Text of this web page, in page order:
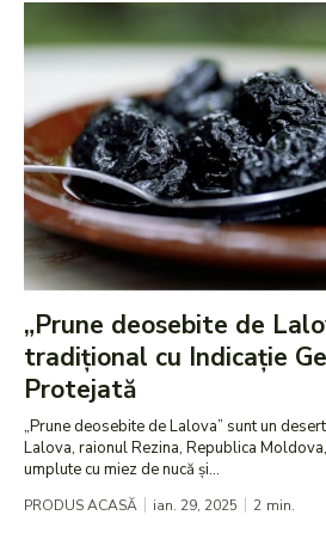
„Prune deosebite de
tradițional cu Indicație
Protejată
„Prune deosebite de Lalova” sunt un
Lalova, raionul Rezina, Republica
umplute cu miez de nucă și...
PRODUS ACASĂ ian. 29, 2025 2 min.